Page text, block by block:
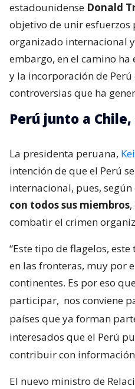
estadounidense Donald
objetivo de unir
organizado internacional
embargo, en el camino
y la incorporación de
controversias que ha
Perú junto a Chile,
La presidenta peruana,
intención de que el Perú
internacional, pues,
con todos sus miembros
combatir el crimen
“Este tipo de flagelos,
en las fronteras, muy por
continentes. Es por eso
participar, nos conviene
países que ya forman
interesados que el Perú
contribuir con
El nuevo ministro de